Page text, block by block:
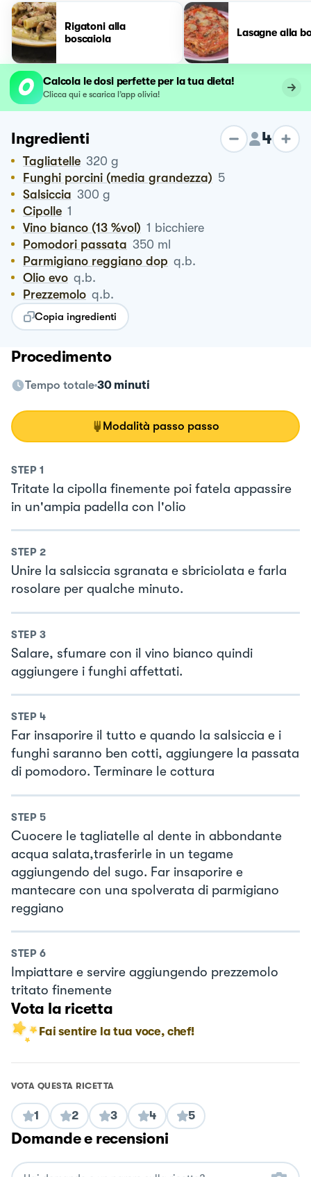
Rigatoni alla
boscaiola
Lasagne alla
Calcola le dosi perfette per la tua dieta!
Clicca qui e scarica l’app olivia!
Ingredienti 4
Tagliatelle 320 g
Funghi porcini (media grandezza) 5
Salsiccia 300 g
Cipolle 1
Vino bianco (13 %vol) 1 bicchiere
Pomodori passata 350 ml
Parmigiano reggiano dop q.b.
Olio evo q.b.
Prezzemolo q.b.
Copia ingredienti
Procedimento
Tempo totale 30 minuti
Modalità passo passo
STEP 1
Tritate la cipolla finemente poi fatela appassire
in un'ampia padella con l'olio
STEP 2
Unire la salsiccia sgranata e sbriciolata e farla
rosolare per qualche minuto.
STEP 3
Salare, sfumare con il vino bianco quindi
aggiungere i funghi affettati.
STEP 4
Far insaporire il tutto e quando la salsiccia e i
funghi saranno ben cotti, aggiungere la passata
di pomodoro. Terminare le cottura
STEP 5
Cuocere le tagliatelle al dente in abbondante
acqua salata,trasferirle in un tegame
aggiungendo del sugo. Far insaporire e
mantecare con una spolverata di parmigiano
reggiano
STEP 6
Impiattare e servire aggiungendo prezzemolo
tritato finemente
Vota la ricetta
Fai sentire la tua voce, chef!
VOTA QUESTA RICETTA
1 2 3 4 5
Domande e recensioni